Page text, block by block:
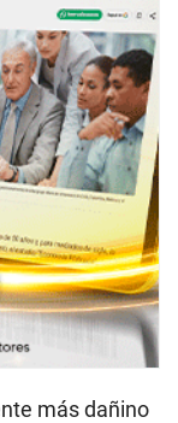
más dañino